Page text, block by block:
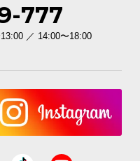
777
／ 14:00〜18:00